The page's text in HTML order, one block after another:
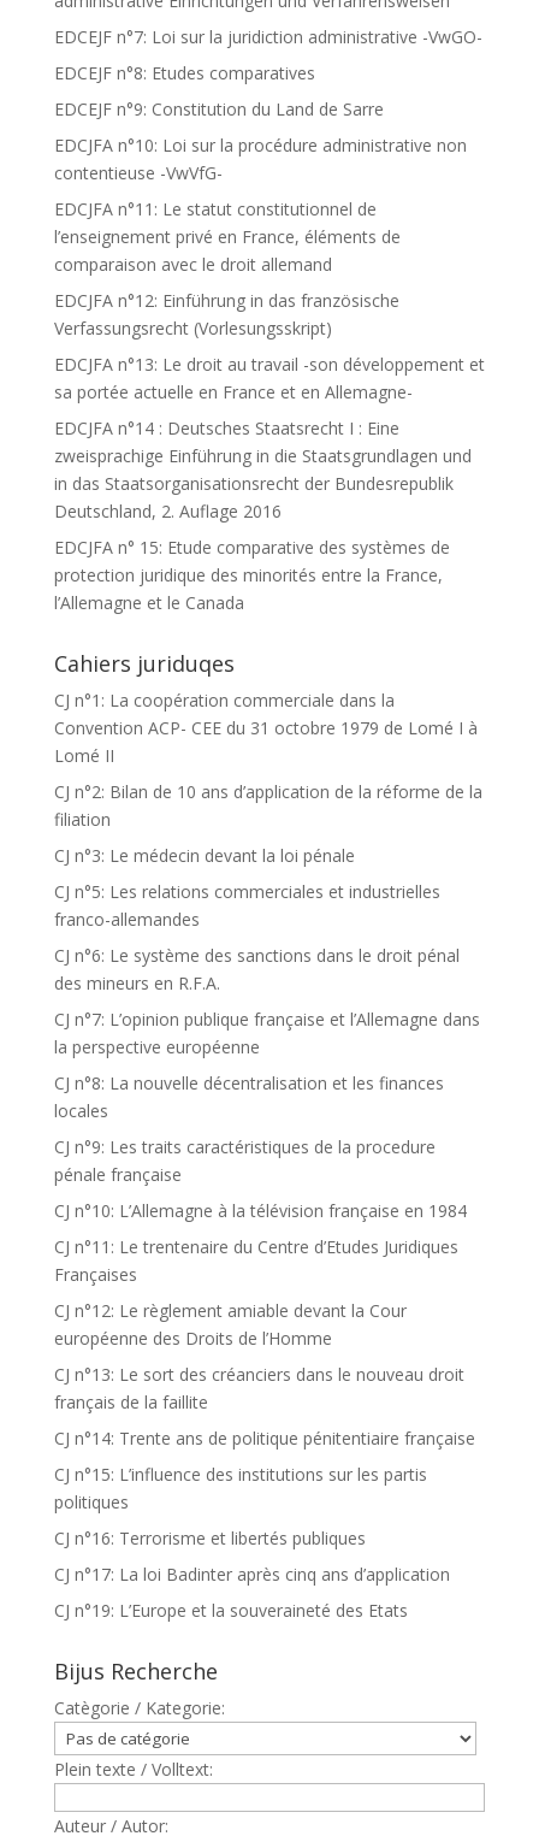
EDCEJF n°7: Loi sur la juridiction administrative -VwGO-
EDCEJF n°8: Etudes comparatives
EDCEJF n°9: Constitution du Land de Sarre
EDCJFA n°10: Loi sur la procédure administrative non
contentieuse -VwVfG-
EDCJFA n°11: Le statut constitutionnel de
l’enseignement privé en France, éléments de
comparaison avec le droit allemand
EDCJFA n°12: Einführung in das französische
Verfassungsrecht (Vorlesungsskript)
EDCJFA n°13: Le droit au travail -son développement et
sa portée actuelle en France et en Allemagne-
EDCJFA n°14 : Deutsches Staatsrecht I : Eine
zweisprachige Einführung in die Staatsgrundlagen und
in das Staatsorganisationsrecht der Bundesrepublik
Deutschland, 2. Auflage 2016
EDCJFA n° 15: Etude comparative des systèmes de
protection juridique des minorités entre la France,
l’Allemagne et le Canada
Cahiers juriduqes
CJ n°1: La coopération commerciale dans la
Convention ACP- CEE du 31 octobre 1979 de Lomé I à
Lomé II
CJ n°2: Bilan de 10 ans d’application de la réforme de la
filiation
CJ n°3: Le médecin devant la loi pénale
CJ n°5: Les relations commerciales et industrielles
franco-allemandes
CJ n°6: Le système des sanctions dans le droit pénal
des mineurs en R.F.A.
CJ n°7: L’opinion publique française et l’Allemagne dans
la perspective européenne
CJ n°8: La nouvelle décentralisation et les finances
locales
CJ n°9: Les traits caractéristiques de la procedure
pénale française
CJ n°10: L’Allemagne à la télévision française en 1984
CJ n°11: Le trentenaire du Centre d’Etudes Juridiques
Françaises
CJ n°12: Le règlement amiable devant la Cour
européenne des Droits de l’Homme
CJ n°13: Le sort des créanciers dans le nouveau droit
français de la faillite
CJ n°14: Trente ans de politique pénitentiaire française
CJ n°15: L’influence des institutions sur les partis
politiques
CJ n°16: Terrorisme et libertés publiques
CJ n°17: La loi Badinter après cinq ans d’application
CJ n°19: L’Europe et la souveraineté des Etats
Bijus Recherche
Catègorie / Kategorie:
Plein texte / Volltext:
Auteur / Autor: